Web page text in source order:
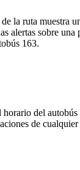
la ruta muestra
sobre
163.
del
de